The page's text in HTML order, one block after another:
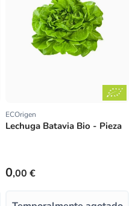
Proveedor:
ECOrigen
Lechuga Batavia Bio - Pieza
Precio habitual
0,00 €